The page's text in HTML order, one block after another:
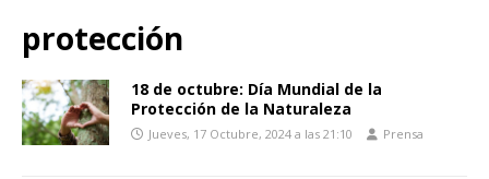
protección
18 de octubre: Día Mundial de la
Protección de la Naturaleza
Jueves, 17 Octubre, 2024 a las 21:10 Prensa